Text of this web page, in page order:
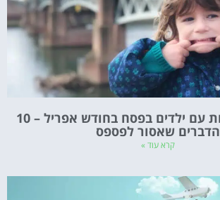
הולנד למשפחות עם ילדים בפסח בחודש אפריל – 10
הדברים שאסור לפספס
קרא עוד »